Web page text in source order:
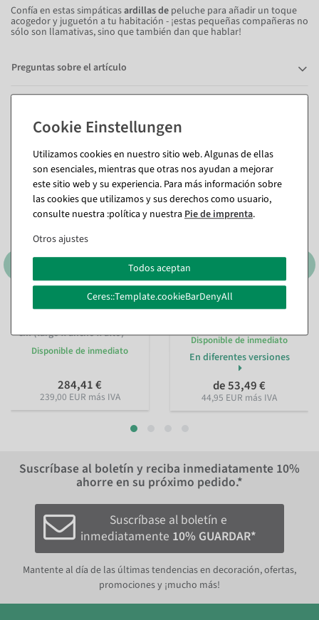
Confía en estas simpáticasardillas de peluche para añadir un toque
acogedor y juguetón a tu habitación - ¡estas pequeñas compañeras no
sólo son llamativas, sino que también dan que hablar!
Preguntas sobre el artículo
También te puede gustar (8)
Animal decorativo de ciervo
cm (largo x ancho x alto)
Disponible de inmediato
284,41 €
239,00 EUR más IVA
Búhos decorativos de piel
Disponible de inmediato
En diferentes versiones
de 53,49 €
44,95 EUR más IVA
Suscríbase al boletín y reciba inmediatamente 10%
ahorre en su próximo pedido.*
Suscríbase al boletín e
inmediatamente 10% GUARDAR*
Mantente al día de las últimas tendencias en decoración, ofertas,
promociones y ¡mucho más!
Utilizamos cookies en nuestro sitio web. Algunas de ellas
son esenciales, mientras que otras nos ayudan a mejorar
este sitio web y su experiencia. Para más información sobre
las cookies que utilizamos y sus derechos como usuario,
consulte nuestra :política y nuestra Pie de imprenta.
Otros ajustes
Todos aceptan
Ceres::Template.cookieBarDenyAll